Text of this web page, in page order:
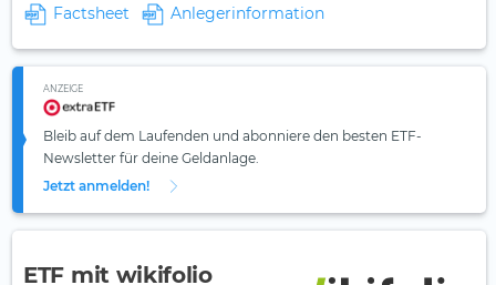
Factsheet
Anlegerinformation
ANZEIGE
Bleib auf dem Laufenden und abonniere den besten ETF-
Newsletter für deine Geldanlage.
Jetzt anmelden!
ETF mit wikifolio